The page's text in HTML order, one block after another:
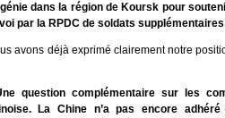
dans la région de Koursk pour
par la RPDC de soldats
avons déjà exprimé clairement notre
question complémentaire sur les
La Chine n’a pas encore